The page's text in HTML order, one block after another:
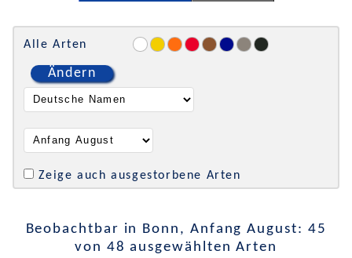
Alle Arten
Ändern
Zeige auch ausgestorbene Arten
Beobachtbar in Bonn, Anfang August: 45
von 48 ausgewählten Arten